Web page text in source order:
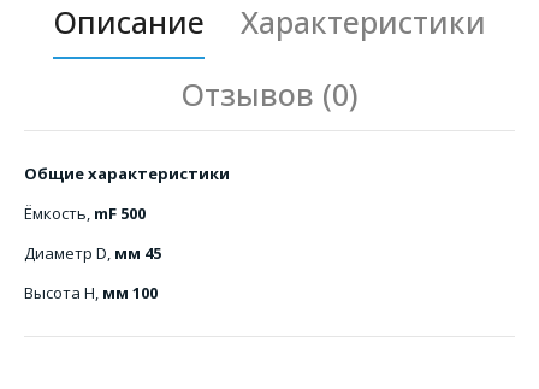
Описание
Характеристики
Отзывов (0)
Общие характеристики
Ёмкость, mF 500
Диаметр D, мм 45
Высота Н, мм 100